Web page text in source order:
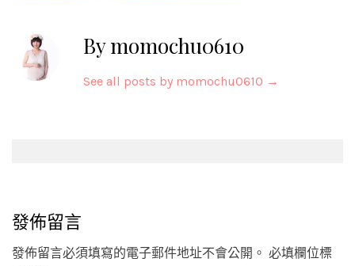
By momochu0610
See all posts by momochu0610 →
發佈留言
發佈留言必須填寫的電子郵件地址不會公開。 必填欄位標